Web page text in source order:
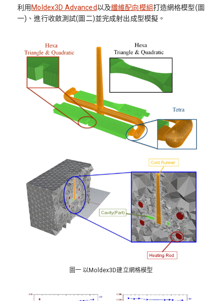
利用 Moldex3D Advanced以及纖維配向模組打造網格模型(圖
一)、進行收斂測試(圖二)並完成射出成型模擬。
圖一 以Moldex3D建立網格模型